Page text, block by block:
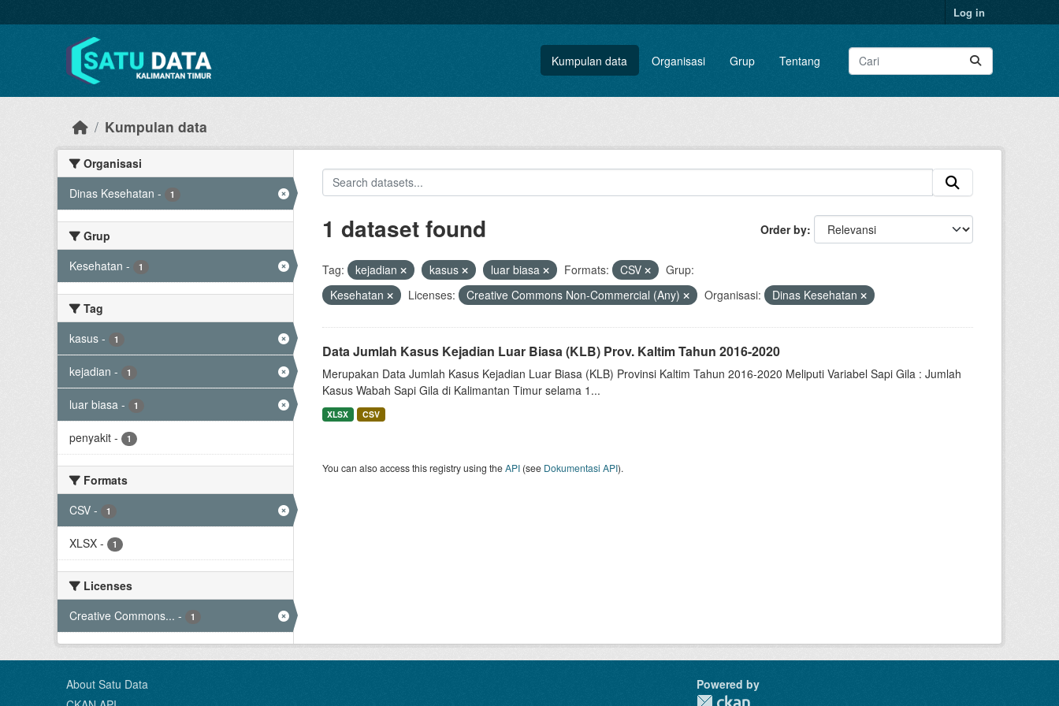
Log in
Kumpulan data Organisasi Grup Tentang
Kumpulan data
Organisasi
Dinas Kesehatan - 1
Grup
Kesehatan - 1
Tag
kasus - 1
kejadian - 1
luar biasa - 1
penyakit - 1
Formats
CSV - 1
XLSX - 1
Licenses
Creative Commons... - 1
Order by
1 dataset found
Tag: kejadian kasus luar biasa Formats: CSV
Grup:
Kesehatan
Licenses: Creative Commons Non-Commercial (Any) Organisasi: Dinas Kesehatan
Data Jumlah Kasus Kejadian Luar Biasa (KLB) Prov. Kaltim Tahun 2016-2020
Merupakan Data Jumlah Kasus Kejadian Luar Biasa (KLB) Provinsi Kaltim Tahun 2016-2020 Meliputi Variabel Sapi Gila : Jumlah
Kasus Wabah Sapi Gila di Kalimantan Timur selama 1...
XLSX CSV
You can also access this registry using theAPI(see Dokumentasi API).
About Satu Data
Powered by